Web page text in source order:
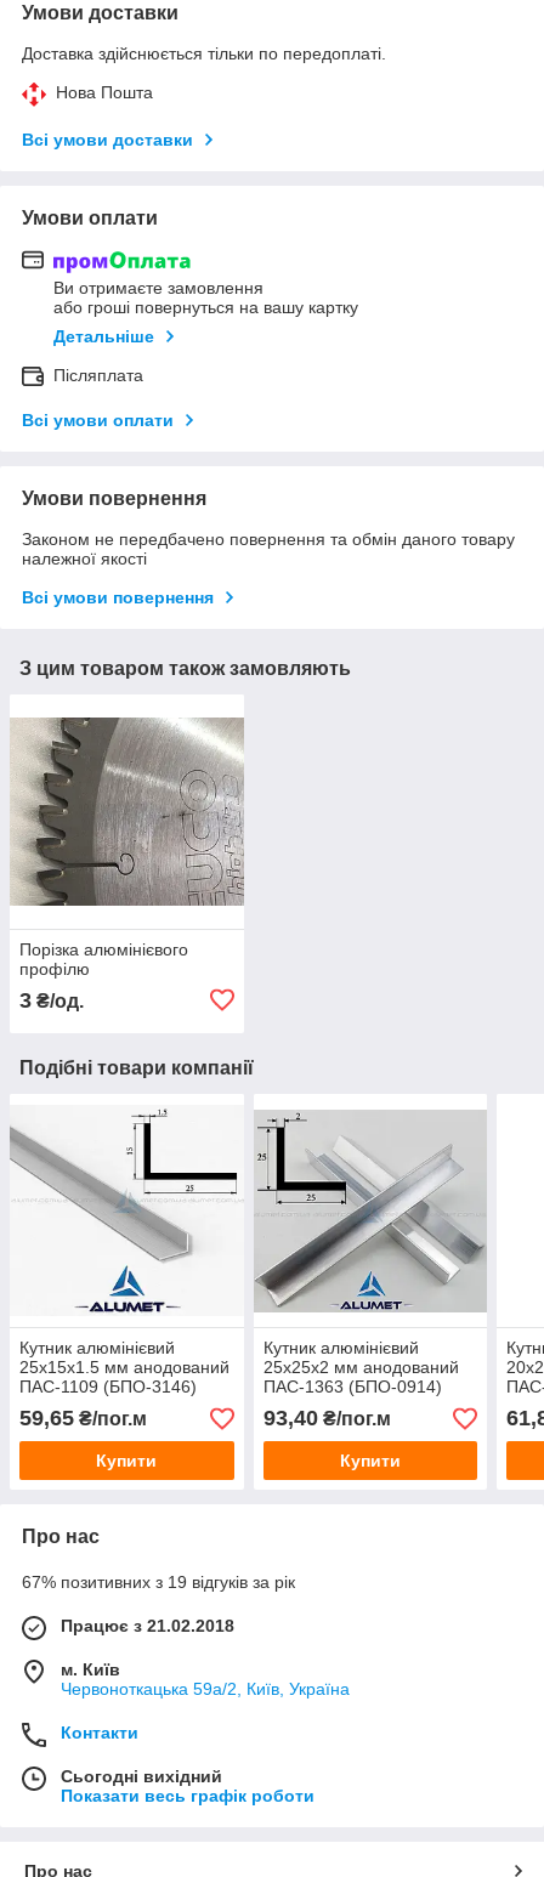
Умови доставки
Доставка здійснюється тільки по передоплаті.
Нова Пошта
Всі умови доставки
Умови оплати
Ви отримаєте замовлення
або гроші повернуться на вашу картку
Детальніше
Післяплата
Всі умови оплати
Умови повернення
Законом не передбачено повернення та обмін даного товару
належної якості
Всі умови повернення
З цим товаром також замовляють
Порізка алюмінієвого
профілю
3 ₴/од.
Подібні товари компанії
Кутник алюмінієвий
25х15х1.5 мм анодований
ПАС-1109 (БПО-3146)
59,65 ₴/пог.м
Купити
Кутник алюмінієвий
25х25х2 мм анодований
ПАС-1363 (БПО-0914)
93,40₴/пог.м
Купити
Про нас
67% позитивних з 19 відгуків за рік
Працює з 21.02.2018
м. Київ
Червоноткацька 59а/2, Київ, Україна
Контакти
Сьогодні вихідний
Показати весь графік роботи
Про нас